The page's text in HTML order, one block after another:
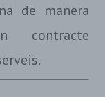
de manera
contracte